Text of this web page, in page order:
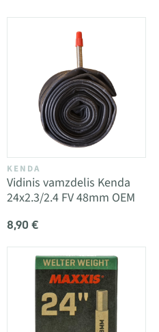
KENDA
Vidinis vamzdelis Kenda
24x2.3/2.4 FV 48mm OEM
8,90 €